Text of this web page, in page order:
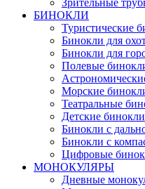
Зрительные
БИНОКЛИ
Туристические
Бинокли для
Бинокли для
Полевые
Морские
Театральные
Детские бинокли
Бинокли с
Бинокли с
Цифровые
МОНОКУЛЯРЫ
Дневные